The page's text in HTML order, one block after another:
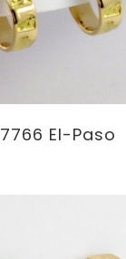
7766 El-Paso